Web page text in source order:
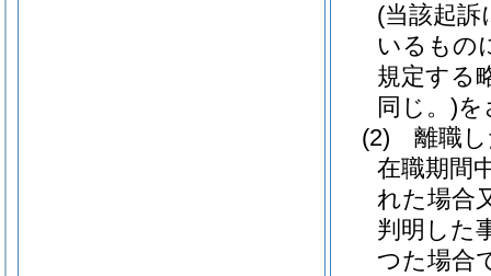
(当該起
いるもの
規定する
同じ。)を
(2)
離職
在職期間
れた場合
判明した
つた場合